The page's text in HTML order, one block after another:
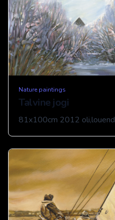
Nature paintings
Talvine jogi
81x100cm 2012 oli,louend